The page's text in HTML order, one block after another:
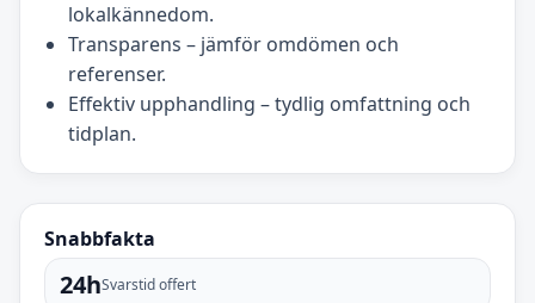
lokalkännedom.
Transparens – jämför omdömen och
referenser.
Effektiv upphandling – tydlig omfattning och
tidplan.
Snabbfakta
24hSvarstid offert